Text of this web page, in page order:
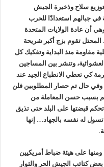
سلاح وذخيرة الجيش
جبالهم استعدادًا للحرب
أن عادة الولايات المتحدة
المحتل تقوم بزج أكبر شريحة
مقاومة منذ البداية وتفكيك كل
وتنشر بين المساجين
كي تعطي الانطباع الجيد عند
وفي حال تم حصار المطلوبين فلن
بسبب حسن المعاملة من
قبضتها على البلد حتى تذيق
له نفسه بالجهاد… إنها
على هيئة ضباط أمريكيين
كتائب الجيش الحر والثوار